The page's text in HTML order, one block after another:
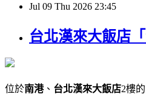
Jul 09 Thu 2026 23:45
台北漢來大飯店
位於南港、 台北漢來大飯店2樓